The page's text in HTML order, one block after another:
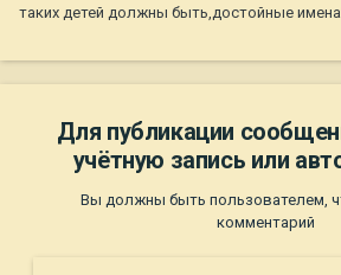
таких детей должны быть,достойные
Для публикации
учётную запись или
Вы должны быть пользователем,
комментарий